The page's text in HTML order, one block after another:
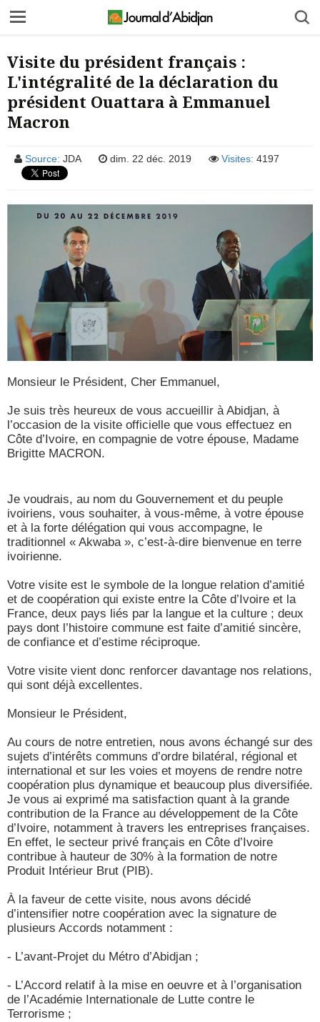
Visite du président français :
L'intégralité de la déclaration du
président Ouattara à Emmanuel
Macron
Source: JDA dim. 22 déc. 2019 Visites: 4197
Monsieur le Président, Cher Emmanuel,
Je suis très heureux de vous accueillir à Abidjan, à
l’occasion de la visite officielle que vous effectuez en
Côte d’Ivoire, en compagnie de votre épouse, Madame
Brigitte MACRON.
Je voudrais, au nom du Gouvernement et du peuple
ivoiriens, vous souhaiter, à vous-même, à votre épouse
et à la forte délégation qui vous accompagne, le
traditionnel « Akwaba », c’est-à-dire bienvenue en terre
ivoirienne.
Votre visite est le symbole de la longue relation d’amitié
et de coopération qui existe entre la Côte d’Ivoire et la
France, deux pays liés par la langue et la culture ; deux
pays dont l’histoire commune est faite d’amitié sincère,
de confiance et d’estime réciproque.
Votre visite vient donc renforcer davantage nos relations,
qui sont déjà excellentes.
Monsieur le Président,
Au cours de notre entretien, nous avons échangé sur des
sujets d’intérêts communs d’ordre bilatéral, régional et
international et sur les voies et moyens de rendre notre
coopération plus dynamique et beaucoup plus diversifiée.
Je vous ai exprimé ma satisfaction quant à la grande
contribution de la France au développement de la Côte
d’Ivoire, notamment à travers les entreprises françaises.
En effet, le secteur privé français en Côte d’Ivoire
contribue à hauteur de 30% à la formation de notre
Produit Intérieur Brut (PIB).
À la faveur de cette visite, nous avons décidé
d’intensifier notre coopération avec la signature de
plusieurs Accords notamment :
- L’avant-Projet du Métro d’Abidjan ;
- L’Accord relatif à la mise en oeuvre et à l’organisation
de l’Académie Internationale de Lutte contre le
Terrorisme ;